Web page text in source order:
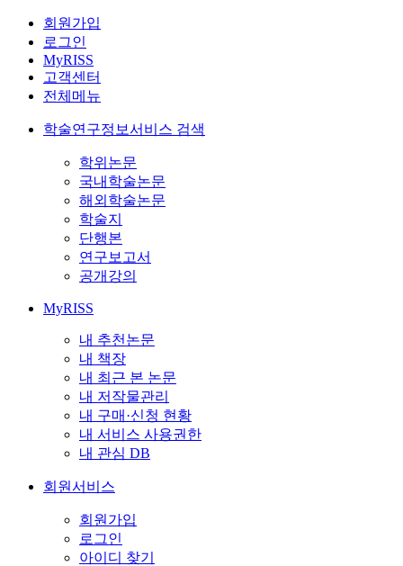
회원가입
로그인
MyRISS
고객센터
전체메뉴
학술연구정보서비스 검색
학위논문
국내학술논문
해외학술논문
학술지
단행본
연구보고서
공개강의
MyRISS
내 추천논문
내 책장
내 최근 본 논문
내 저작물관리
내 구매·신청 현황
내 서비스 사용권한
내 관심 DB
회원서비스
회원가입
로그인
아이디 찾기